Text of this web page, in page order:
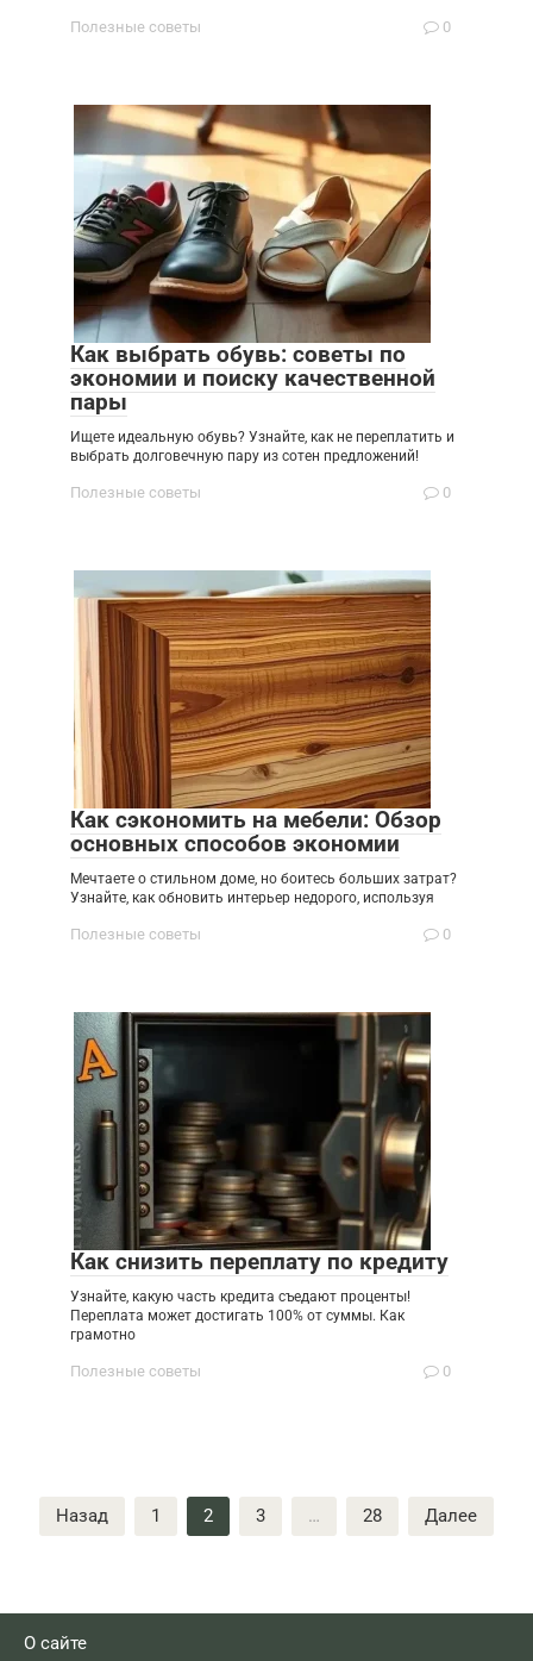
Полезные советы 0
Как выбрать обувь: советы по
экономии и поиску качественной
пары
Ищете идеальную обувь? Узнайте, как не переплатить и
выбрать долговечную пару из сотен предложений!
Полезные советы 0
Как сэкономить на мебели: Обзор
основных способов экономии
Мечтаете о стильном доме, но боитесь больших затрат?
Узнайте, как обновить интерьер недорого, используя
Полезные советы 0
Как снизить переплату по кредиту
Узнайте, какую часть кредита съедают проценты!
Переплата может достигать 100% от суммы. Как
грамотно
Полезные советы 0
Пагинация
записей
Назад 1 2 3 … 28 Далее
О сайте